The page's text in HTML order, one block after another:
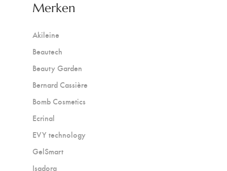
Merken
Akileine
Beautech
Beauty Garden
Bernard Cassière
Bomb Cosmetics
Ecrinal
EVY technology
GelSmart
Isadora